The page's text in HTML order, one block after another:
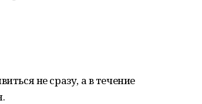
не сразу, а в течение